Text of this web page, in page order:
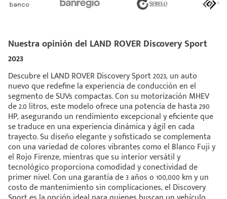
Nuestra opinión del LAND ROVER Discovery Sport
2023
Descubre el LAND ROVER Discovery Sport 2023, un auto
nuevo que redefine la experiencia de conducción en el
segmento de SUVs compactas. Con su motorización MHEV
de 2.0 litros, este modelo ofrece una potencia de hasta 290
HP, asegurando un rendimiento excepcional y eficiente que
se traduce en una experiencia dinámica y ágil en cada
trayecto. Su diseño elegante y sofisticado se complementa
con una variedad de colores vibrantes como el Blanco Fuji y
el Rojo Firenze, mientras que su interior versátil y
tecnológico proporciona comodidad y conectividad de
primer nivel. Con una garantía de 3 años o 100,000 km y un
costo de mantenimiento sin complicaciones, el Discovery